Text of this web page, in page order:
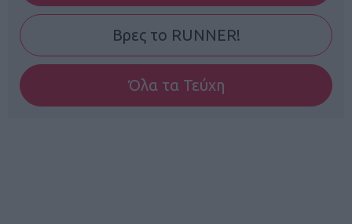
Βρες το RUNNER!
Όλα τα Τεύχη